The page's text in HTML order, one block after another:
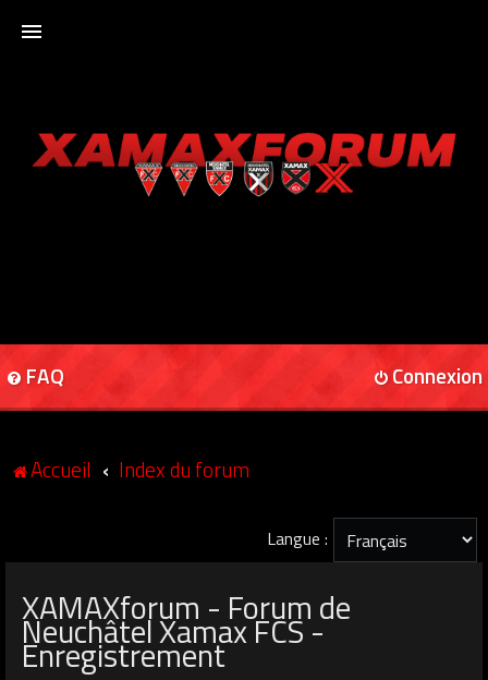
XAMAXFORUM
FAQ Connexion
Accueil Index du forum
Langue :
XAMAXforum - Forum de
Neuchâtel Xamax FCS -
Enregistrement